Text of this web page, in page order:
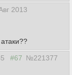
2013
#67 №221377